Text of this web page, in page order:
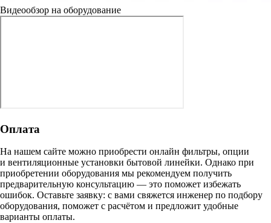
Видеообзор на оборудование
Оплата
На нашем сайте можно приобрести онлайн фильтры, опции
и вентиляционные установки бытовой линейки. Однако при
приобретении оборудования мы рекомендуем получить
предварительную консультацию — это поможет избежать
ошибок. Оставьте заявку: с вами свяжется инженер по подбору
оборудования, поможет с расчётом и предложит удобные
варианты оплаты.